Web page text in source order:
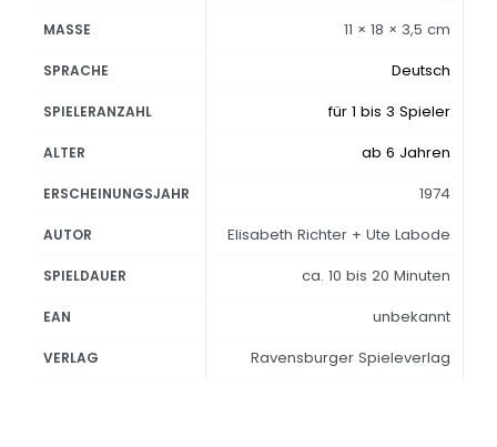
MASSE 11 × 18 × 3,5 cm
SPRACHE Deutsch
SPIELERANZAHL für 1 bis 3 Spieler
ALTER ab 6 Jahren
ERSCHEINUNGSJAHR 1974
AUTOR Elisabeth Richter + Ute Labode
SPIELDAUER ca. 10 bis 20 Minuten
EAN unbekannt
VERLAG Ravensburger Spieleverlag